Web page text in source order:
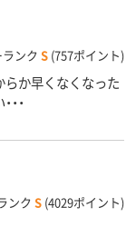
ンク S (757ポイント)
らか早くなくなった
・
ンク S (4029ポイント)